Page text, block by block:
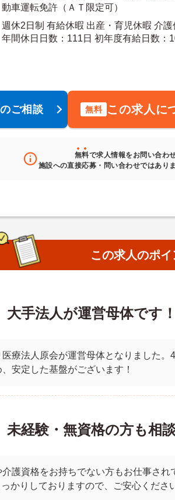
動車運転免許（ＡＴ限定可）
週休2日制 有給休暇 出産・育児休暇 介護
年間休日日数：111日 初年度有給日数：10日 最
ご相談 無料 この求人に
無料で求人情報をお問い合わ
施設への直接応募・問い合わせではあり
この求人のポイ
大手法人が運営母体です！
医療法人原会が運営母体となりました
安定した基盤がございます！
未経験・無資格の方も相
護資格をお持ちでない方もお仕事され
かりしておりますので、ご安心くださ